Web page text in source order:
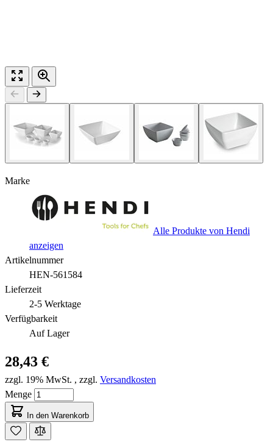
Marke
Alle Produkte von Hendi
anzeigen
Artikelnummer
HEN-561584
Lieferzeit
2-5 Werktage
Verfügbarkeit
Auf Lager
28,43 €
zzgl. 19% MwSt. , zzgl. Versandkosten
Menge
In den Warenkorb